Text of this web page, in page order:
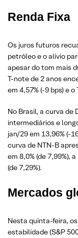
Renda Fixa
Os juros futuros
petróleo e o alívio
apesar do tom mais
T-note de 2 anos
em 4,57% (-9 bps) e
No Brasil, a curva de
intermediários e
jan/29 em 13,96% (-
curva de NTN-B
em 8,0% (de 7,99%),
(de 7,29%).
Mercados
Nesta quinta-feira,
estabilidade (S&P